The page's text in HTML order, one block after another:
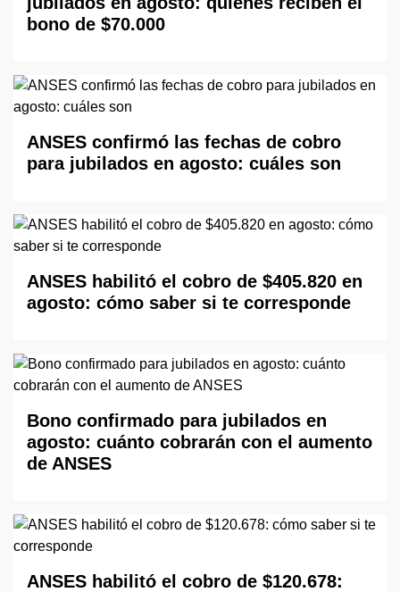
bono de $70.000
ANSES confirmó las fechas de cobro
para jubilados en agosto: cuáles son
ANSES habilitó el cobro de $405.820 en
agosto: cómo saber si te corresponde
Bono confirmado para jubilados en
agosto: cuánto cobrarán con el aumento
de ANSES
ANSES habilitó el cobro de $120.678: